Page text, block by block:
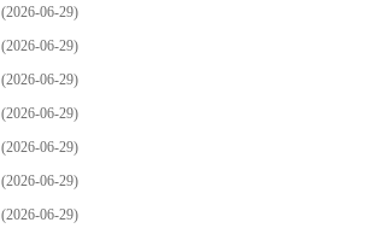
(2026-06-29)
(2026-06-29)
(2026-06-29)
(2026-06-29)
(2026-06-29)
(2026-06-29)
(2026-06-29)